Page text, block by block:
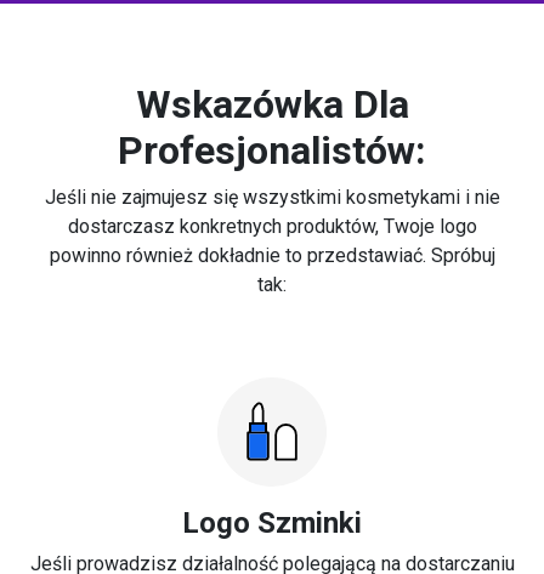
Wskazówka Dla
Profesjonalistów:
Jeśli nie zajmujesz się wszystkimi kosmetykami i nie
dostarczasz konkretnych produktów, Twoje logo
powinno również dokładnie to przedstawiać. Spróbuj
tak:
Logo Szminki
Jeśli prowadzisz działalność polegającą na dostarczaniu